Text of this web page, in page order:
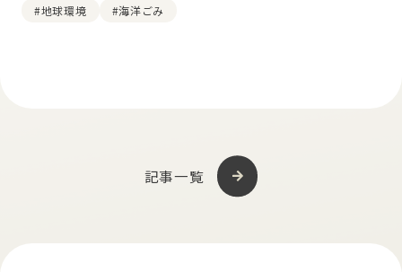
#地球環境 #海洋ごみ
記事一覧